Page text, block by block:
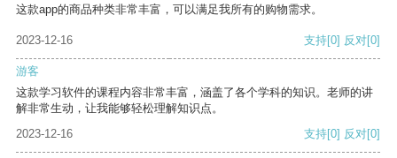
这款app的商品种类非常丰富，可以满足我所有的购物需求。
2023-12-16 支持[0] 反对[0]
游客
这款学习软件的课程内容非常丰富，涵盖了各个学科的知识。老师的讲
解非常生动，让我能够轻松理解知识点。
2023-12-16
支持[0] 反对[0]